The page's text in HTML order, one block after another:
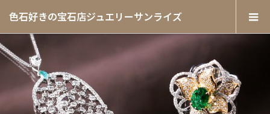
色石好きの宝石店ジュエリーサンライズ